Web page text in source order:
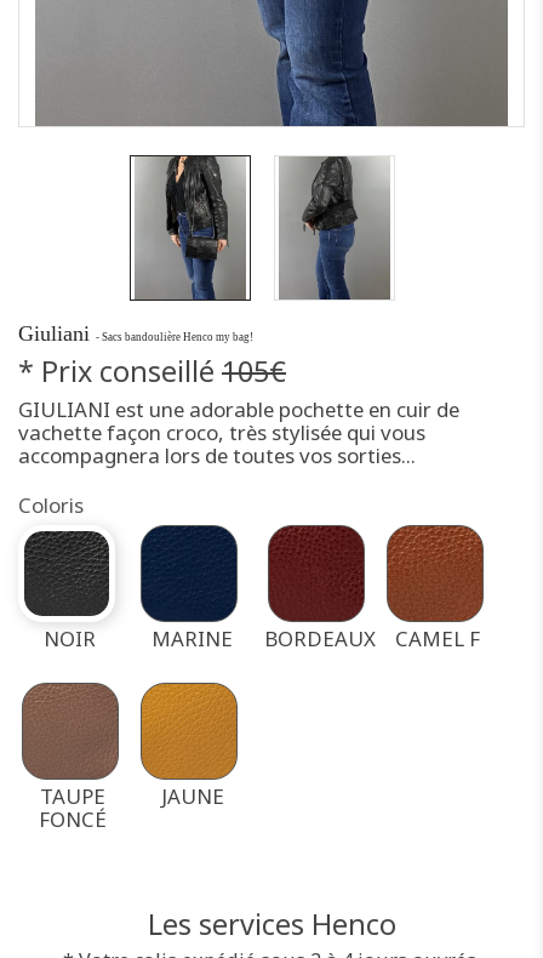
Giuliani - Sacs bandoulière Henco my bag!
* Prix conseillé 105€
GIULIANI est une adorable pochette en cuir de
vachette façon croco, très stylisée qui vous
accompagnera lors de toutes vos sorties...
Coloris
NOIR MARINE BORDEAUX CAMEL F
TAUPE
FONCÉ
JAUNE
Les services Henco